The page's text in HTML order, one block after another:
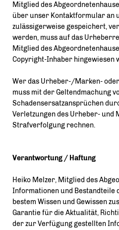
Mitglied des
über unser Kontaktformular an
zulässigerweise gespeichert,
werden, muss auf das
Mitglied des
Copyright-Inhaber hingewiesen
Wer das Urheber-/Marken-
muss mit der Geltendmachung
Schadensersatzansprüchen
Verletzungen des Urheber- und
Strafverfolgung rechnen.
Verantwortung / Haftung
Heiko Melzer, Mitglied des
Informationen und Bestandteile
bestem Wissen und Gewissen
Garantie für die Aktualität,
der zur Verfügung gestellten